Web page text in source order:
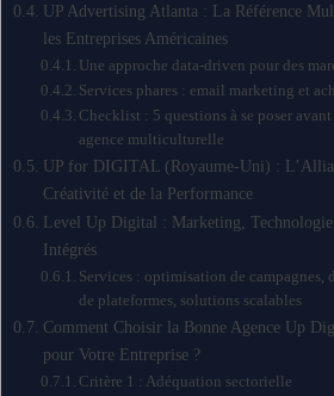
UP Advertising Atlanta : La Référence
les Entreprises Américaines
Une approche data-driven pour des
Services phares : email marketing et
Checklist : 5 questions à se poser
agence multiculturelle
UP for DIGITAL (Royaume-Uni) :
Créativité et de la Performance
Level Up Digital : Marketing,
Intégrés
Services : optimisation de campagnes,
de plateformes, solutions scalables
Comment Choisir la Bonne Agence Up
pour Votre Entreprise ?
Critère 1 : Adéquation sectorielle